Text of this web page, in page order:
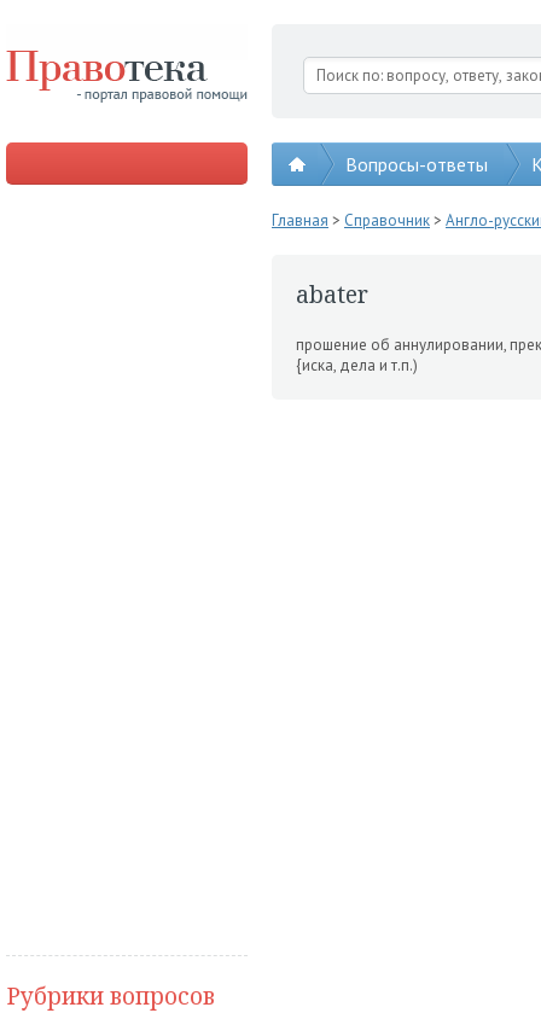
Вопросы-ответы
Рубрики вопросов
Главная > Справочник> Англо-
abater
прошение об аннулировании,
{иска, дела и т.п.)